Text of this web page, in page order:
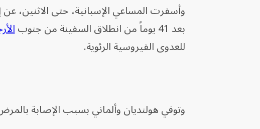
بعد 41 يوماً من انطلاق السفينة من جنوب
للعدوى الفيروسية الرئوية.
وتوفي هولنديان وألماني بسبب الإصابة